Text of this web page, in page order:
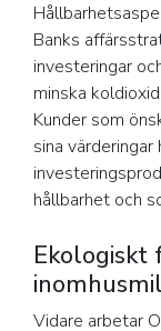
Banks
investeringar
minska
Kunder som
sina
hållbarhet och
Ekologiskt
Vidare arbetar